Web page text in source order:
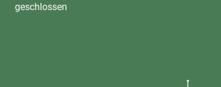
geschlossen